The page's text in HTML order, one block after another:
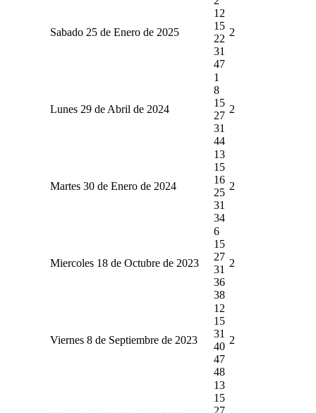
Sabado 25 de Enero de 2025
12
15
22
31
47
2
Lunes 29 de Abril de 2024
1
8
15
27
31
44
2
Martes 30 de Enero de 2024
13
15
16
25
31
34
2
Miercoles 18 de Octubre de 2023
6
15
27
31
36
38
2
Viernes 8 de Septiembre de 2023
12
15
31
40
47
48
2
13
15
27